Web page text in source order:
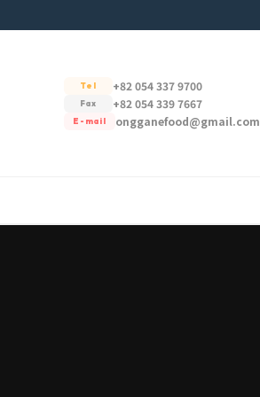
Tel +82 054 337 9700
Fax +82 054 339 7667
E-mail ongganefood@gmail.com